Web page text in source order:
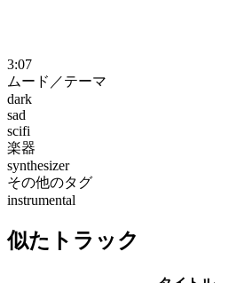
3:07
ムード／テーマ
dark
sad
scifi
楽器
synthesizer
その他のタグ
instrumental
似たトラック